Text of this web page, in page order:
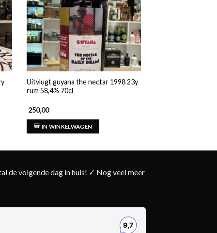
Uitvlugt guyana the nectar 1998 23y
rum 58,4% 70cl
250,00
IN WINKELWAGEN
de volgende dag in huis! ✓ Nog veel meer